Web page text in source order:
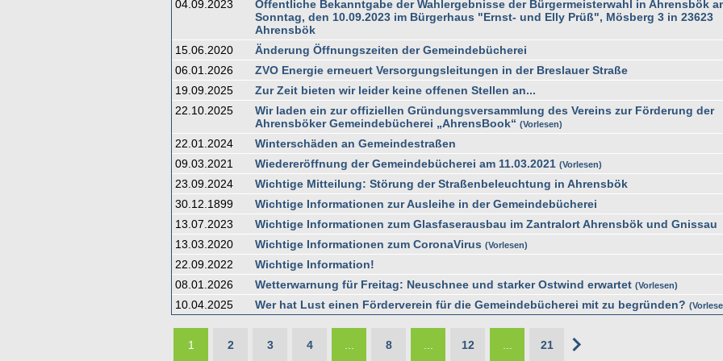
04.09.2023
Öffentliche Bekanntgabe der Wahlergebnisse der Bürgermeisterwahl in Ahrensbök
Sonntag, den 10.09.2023 im Bürgerhaus "Ernst- und Elly Prüß", Mösberg 3 in 23623
Ahrensbök
15.06.2020
Änderung Öffnungszeiten der Gemeindebücherei
06.01.2026
ZVO Energie erneuert Versorgungsleitungen in der Breslauer Straße
19.09.2025
Zur Zeit bieten wir leider keine offenen Stellen an...
22.10.2025
Wir laden ein zur offiziellen Gründungsversammlung des Vereins zur Förderung der
Ahrensböker Gemeindebücherei „AhrensBook“
Vorlesen
22.01.2024
Winterschäden an Gemeindestraßen
09.03.2021
Wiedereröffnung der Gemeindebücherei am 11.03.2021 Vorlesen
23.09.2024
Wichtige Mitteilung: Störung der Straßenbeleuchtung in Ahrensbök
30.12.1899
Wichtige Informationen zur Ausleihe in der Gemeindebücherei
13.07.2023
Wichtige Informationen zum Glasfaserausbau im Zantralort Ahrensbök und Gnissau
13.03.2020
Wichtige Informationen zum CoronaVirus Vorlesen
22.09.2022
Wichtige Information!
08.01.2026
Wetterwarnung für Freitag: Neuschnee und starker Ostwind erwartet Vorlesen
10.04.2025 Wer hat Lust einen Förderverein für die Gemeindebücherei mit zu begründen?
1 2 3 4 8 12 21